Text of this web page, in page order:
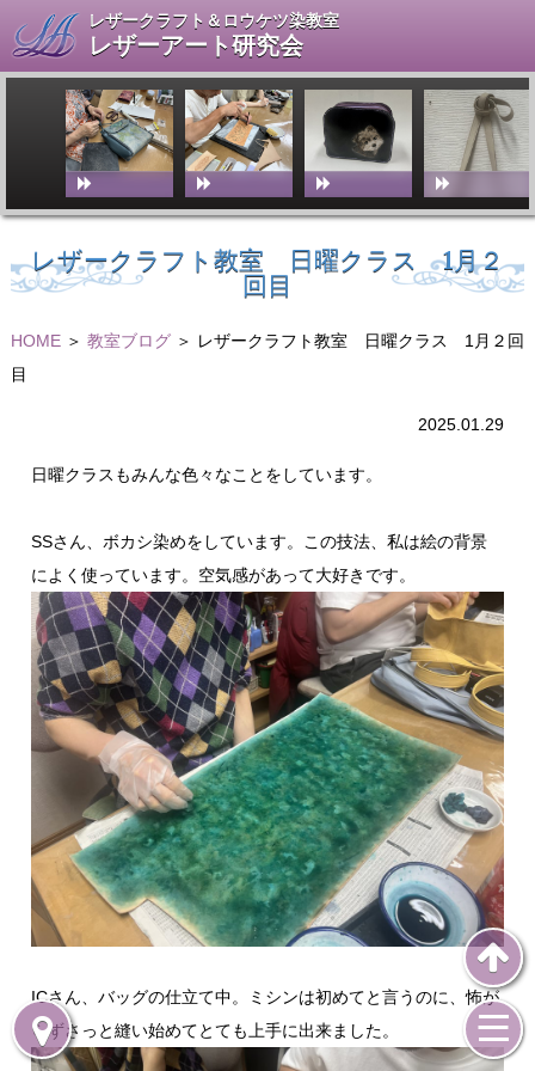
レザークラフト＆ロウケツ染教室
レザーアート研究会
レザークラフト教室 日曜クラス 1月２
回目
HOME＞ 教室ブログ＞ レザークラフト教室 日曜クラス 1月２回
目
2025.01.29
日曜クラスもみんな色々なことをしています。
SSさん、ボカシ染めをしています。この技法、私は絵の背景
によく使っています。空気感があって大好きです。
ICさん、バッグの仕立て中。ミシンは初めてと言うのに、怖が
らずさっと縫い始めてとても上手に出来ました。